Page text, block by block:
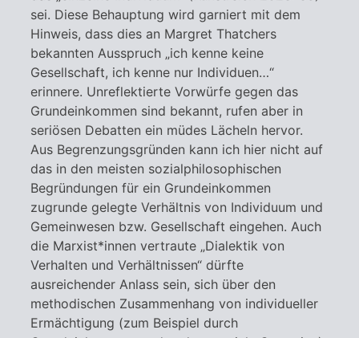
sei. Diese Behauptung wird garniert mit dem
Hinweis, dass dies an Margret Thatchers
bekannten Ausspruch „ich kenne keine
Gesellschaft, ich kenne nur Individuen…“
erinnere. Unreflektierte Vorwürfe gegen das
Grundeinkommen sind bekannt, rufen aber in
seriösen Debatten ein müdes Lächeln hervor.
Aus Begrenzungsgründen kann ich hier nicht auf
das in den meisten sozialphilosophischen
Begründungen für ein Grundeinkommen
zugrunde gelegte Verhältnis von Individuum und
Gemeinwesen bzw. Gesellschaft eingehen. Auch
die Marxist*innen vertraute „Dialektik von
Verhalten und Verhältnissen“ dürfte
ausreichender Anlass sein, sich über den
methodischen Zusammenhang von individueller
Ermächtigung (zum Beispiel durch